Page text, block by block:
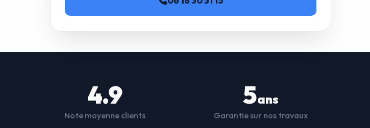
4.9
Note moyenne clients
5ans
Garantie sur nos travaux